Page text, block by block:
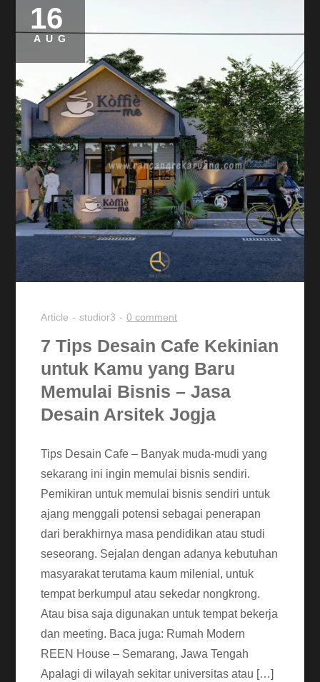
16
AUG
Article studior3 0 comment
7 Tips Desain Cafe Kekinian
untuk Kamu yang Baru
Memulai Bisnis – Jasa
Desain Arsitek Jogja
Tips Desain Cafe – Banyak muda-mudi yang
sekarang ini ingin memulai bisnis sendiri.
Pemikiran untuk memulai bisnis sendiri untuk
ajang menggali potensi sebagai penerapan
dari berakhirnya masa pendidikan atau studi
seseorang. Sejalan dengan adanya kebutuhan
masyarakat terutama kaum milenial, untuk
tempat berkumpul atau sekedar nongkrong.
Atau bisa saja digunakan untuk tempat bekerja
dan meeting. Baca juga: Rumah Modern
REEN House – Semarang, Jawa Tengah
Apalagi di wilayah sekitar universitas atau […]